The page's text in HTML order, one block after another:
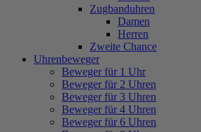
Zugbanduhren
Damen
Herren
Zweite Chance
Uhrenbeweger
Beweger für 1 Uhr
Beweger für 2 Uhren
Beweger für 3 Uhren
Beweger für 4 Uhren
Beweger für 6 Uhren